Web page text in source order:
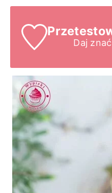
Daj znać